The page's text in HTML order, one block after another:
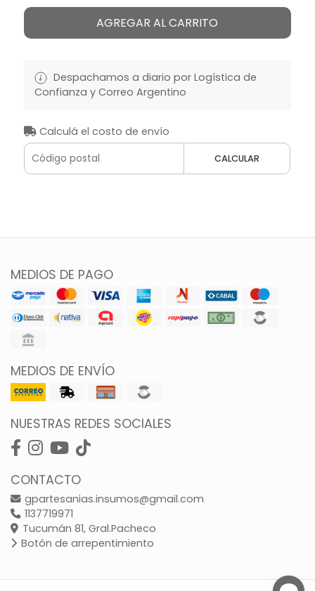
AGREGAR AL CARRITO
Despachamos a diario por Logística de
Confianza y Correo Argentino
Calculá el costo de envío
CALCULAR
MEDIOS DE PAGO
MEDIOS DE ENVÍO
NUESTRAS REDES SOCIALES
CONTACTO
gpartesanias.insumos@gmail.com
1137719971
Tucumán 81, Gral.Pacheco
Botón de arrepentimiento